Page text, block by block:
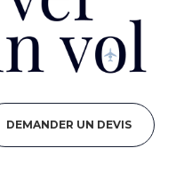
DEMANDER UN DEVIS